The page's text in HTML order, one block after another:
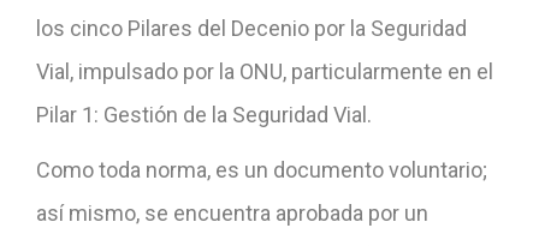
los cinco Pilares del Decenio por la Seguridad
Vial, impulsado por la ONU, particularmente en el
Pilar 1: Gestión de la Seguridad Vial.
Como toda norma, es un documento voluntario;
así mismo, se encuentra aprobada por un